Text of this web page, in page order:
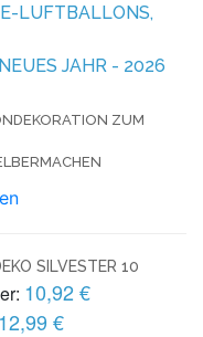
LUFTBALLONS,
JAHR - 2026
ZUM
SILVESTER 10
10,92 €
12,99 €